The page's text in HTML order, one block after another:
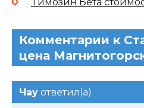
Комментарии к
цена
Чау ответил(а)